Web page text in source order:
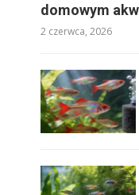
domowym
2 czerwca, 2026